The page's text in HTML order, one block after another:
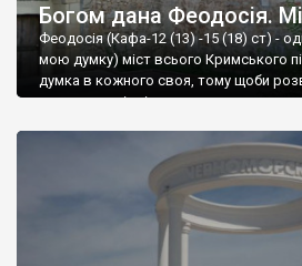
Богом дана Феодосія.
Феодосія (Кафа-12 (13) -15 (18) ст) -
мою думку) міст всього Кримського
думка в кожного своя, тому щоби
запрошую відвідати це